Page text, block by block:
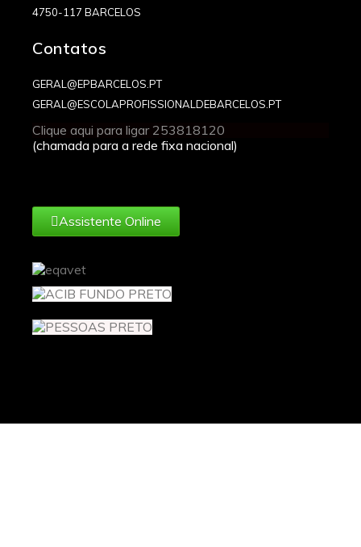
4750-117 BARCELOS
Contatos
GERAL@EPBARCELOS.PT
GERAL@ESCOLAPROFISSIONALDEBARCELOS.PT
Clique aqui para ligar 253818120
(chamada para a rede fixa nacional)
Assistente Online